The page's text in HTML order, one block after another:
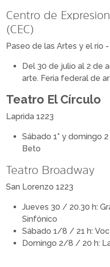
Centro de
(CEC)
Paseo de las Artes y el río
Del 30 de julio al 2 de
arte. Feria federal de
Teatro El Círculo
Laprida 1223
Sábado 1° y domingo
Beto
Teatro Broadway
San Lorenzo 1223
Jueves 30 / 20.30 h:
Sinfónico
Sábado 1/8 / 21 h:
Domingo 2/8 / 20 h: